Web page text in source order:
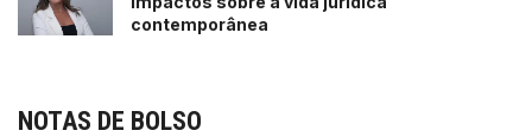
contemporânea
NOTAS DE BOLSO